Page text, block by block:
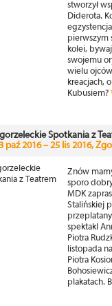
stworzył
Diderota.
pierwszym
kolei,
swojemu
wielu
kreacjach,
Kubusiem?
Spotkania z
paź 2016 – 25 lis 2016,
Znów
sporo
MDK
Stalińskiej
spektakl
Piotra
listopada
Piotra
plakatach.